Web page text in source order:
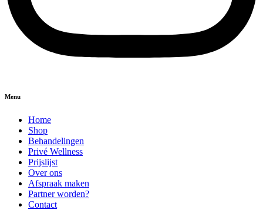
Menu
Home
Shop
Behandelingen
Privé Wellness
Prijslijst
Over ons
Afspraak maken
Partner worden?
Contact